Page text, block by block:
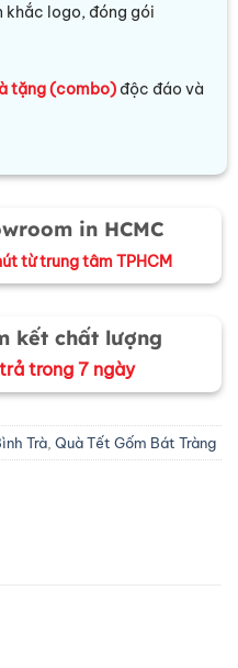
khắc logo, đóng gói
tặng (combo) độc đáo và
in HCMC
từ trung tâm TPHCM
kết chất lượng
trong 7 ngày
Trà, Quà Tết Gốm Bát Tràng